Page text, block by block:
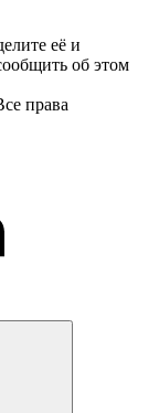
её и
об этом
права